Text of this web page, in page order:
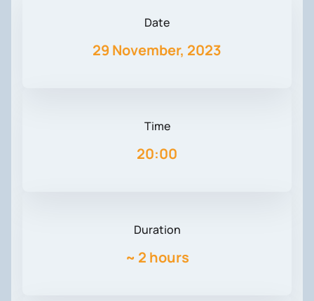
Date
29 November, 2023
Time
20:00
Duration
~ 2 hours